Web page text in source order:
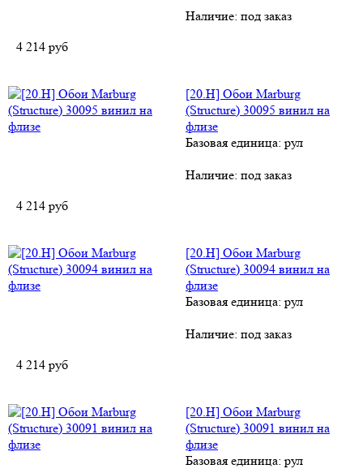
Наличие: под заказ
4 214 руб
[20.H] Обои Marburg
(Structure) 30095 винил на
флизе
Базовая единица: рул
Наличие: под заказ
4 214 руб
[20.H] Обои Marburg
(Structure) 30094 винил на
флизе
Базовая единица: рул
Наличие: под заказ
4 214 руб
[20.H] Обои Marburg
(Structure) 30091 винил на
флизе
Базовая единица: рул